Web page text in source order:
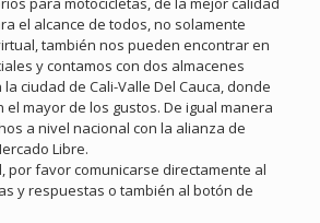
el alcance de todos, no solamente
también nos pueden encontrar en
y contamos con dos almacenes
ciudad de Cali-Valle Del Cauca, donde
mayor de los gustos. De igual manera
a nivel nacional con la alianza de
Libre.
por favor comunicarse directamente al
y respuestas o también al botón de